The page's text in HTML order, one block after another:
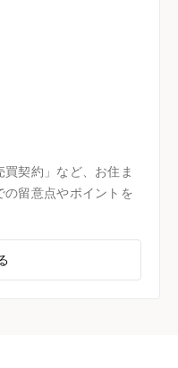
買契約」など、お住ま
の留意点やポイントを